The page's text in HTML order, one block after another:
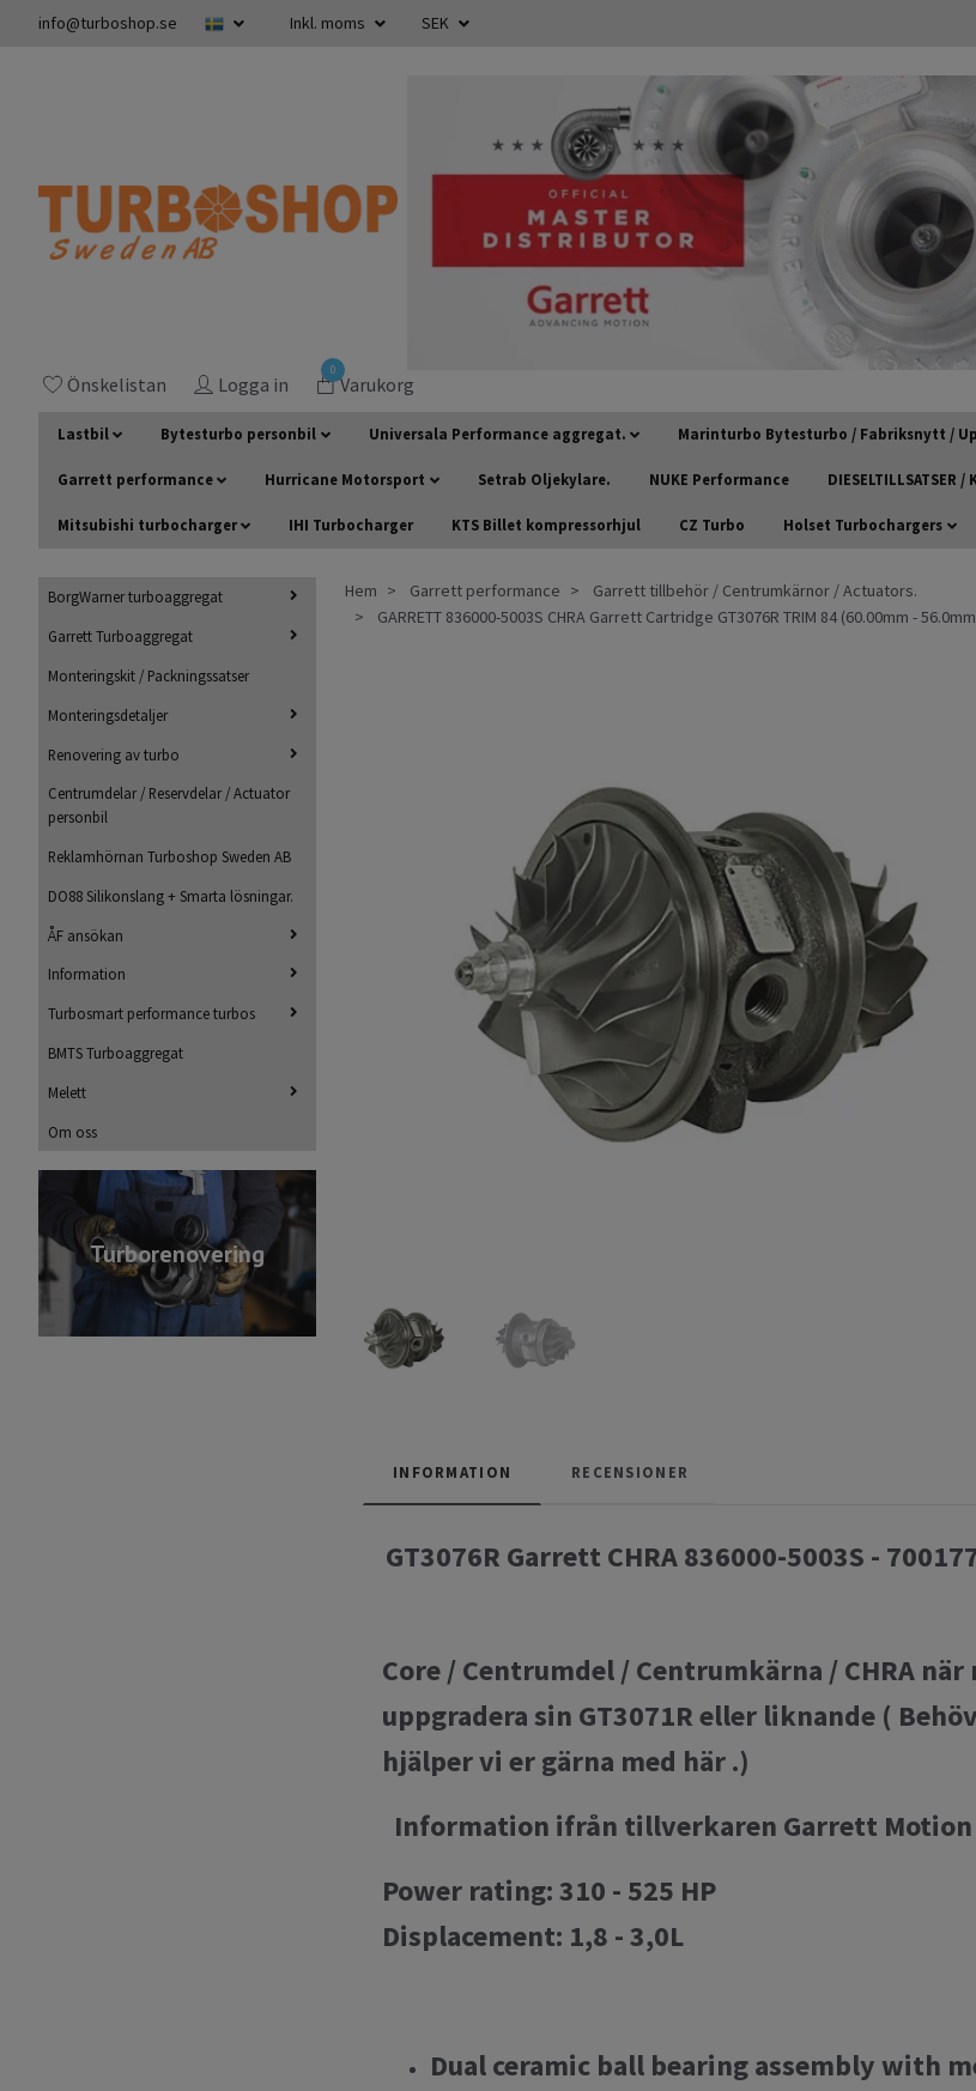
info@turboshop.se Inkl. moms SEK
Önskelistan Logga in
0
Varukorg
Lastbil Bytesturbo personbil Universala Performance aggregat. Marinturbo Bytesturbo / Fabriksnytt /
Garrett performance Hurricane Motorsport Setrab Oljekylare. NUKE Performance DIESELTILLSATSER
Mitsubishi turbocharger IHI Turbocharger KTS Billet kompressorhjul CZ Turbo Holset Turbochargers
BorgWarner turboaggregat
Garrett Turboaggregat
Monteringskit / Packningssatser
Monteringsdetaljer
Renovering av turbo
Centrumdelar / Reservdelar / Actuator
personbil
Reklamhörnan Turboshop Sweden AB
DO88 Silikonslang + Smarta lösningar.
ÅF ansökan
Information
Turbosmart performance turbos
BMTS Turboaggregat
Melett
Om oss
Turborenovering
Hem Garrett performance
Garrett tillbehör / Centrumkärnor / Actuators.
GARRETT 836000-5003S CHRA Garrett Cartridge GT3076R TRIM 84 (60.00mm -
INFORMATION RECENSIONER
GT3076R Garrett CHRA 836000-5003S -
Core / Centrumdel / Centrumkärna / CHRA
uppgradera sin GT3071R eller liknande (
hjälper vi er gärna med här .)
Information ifrån tillverkaren Garrett Motion
Power rating: 310 - 525 HP
Displacement: 1,8 - 3,0L
Dual ceramic ball bearing assembly with